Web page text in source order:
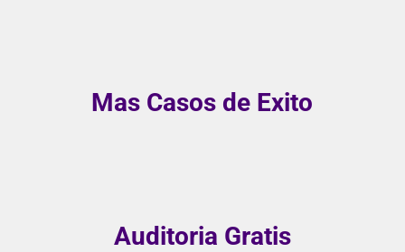
Mas Casos de Exito
Auditoria Gratis